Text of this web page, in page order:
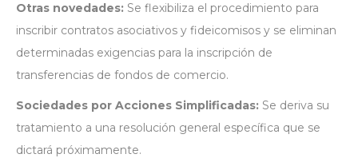
Otras novedades: Se flexibiliza el procedimiento para
inscribir contratos asociativos y fideicomisos y se eliminan
determinadas exigencias para la inscripción de
transferencias de fondos de comercio.
Sociedades por Acciones Simplificadas: Se deriva su
tratamiento a una resolución general específica que se
dictará próximamente.